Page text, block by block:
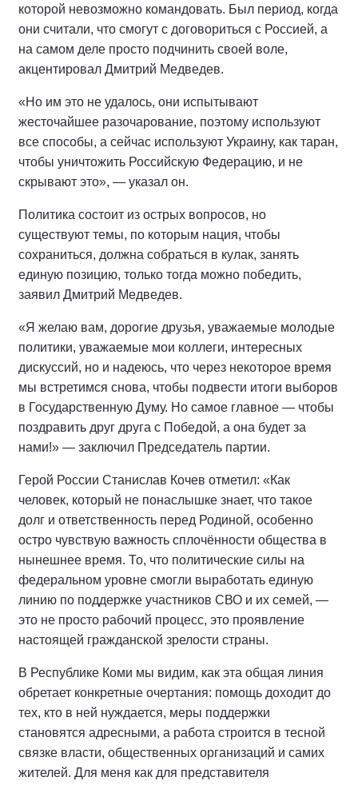
которой невозможно командовать. Был период, когда
они считали, что смогут с договориться с Россией, а
на самом деле просто подчинить своей воле,
акцентировал Дмитрий Медведев.
«Но им это не удалось, они испытывают
жесточайшее разочарование, поэтому используют
все способы, а сейчас используют Украину, как таран,
чтобы уничтожить Российскую Федерацию, и не
скрывают это», — указал он.
Политика состоит из острых вопросов, но
существуют темы, по которым нация, чтобы
сохраниться, должна собраться в кулак, занять
единую позицию, только тогда можно победить,
заявил Дмитрий Медведев.
«Я желаю вам, дорогие друзья, уважаемые молодые
политики, уважаемые мои коллеги, интересных
дискуссий, но и надеюсь, что через некоторое время
мы встретимся снова, чтобы подвести итоги выборов
в Государственную Думу. Но самое главное — чтобы
поздравить друг друга с Победой, а она будет за
нами!» — заключил Председатель партии.
Герой России Станислав Кочев отметил: «Как
человек, который не понаслышке знает, что такое
долг и ответственность перед Родиной, особенно
остро чувствую важность сплочённости общества в
нынешнее время. То, что политические силы на
федеральном уровне смогли выработать единую
линию по поддержке участников СВО и их семей, —
это не просто рабочий процесс, это проявление
настоящей гражданской зрелости страны.
В Республике Коми мы видим, как эта общая линия
обретает конкретные очертания: помощь доходит до
тех, кто в ней нуждается, меры поддержки
становятся адресными, а работа строится в тесной
связке власти, общественных организаций и самих
жителей. Для меня как для представителя